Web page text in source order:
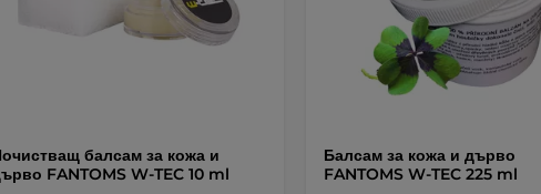
балсам за кожа и
FANTOMS W-TEC 10 ml
Балсам за кожа и дърво
FANTOMS W-TEC 225 ml